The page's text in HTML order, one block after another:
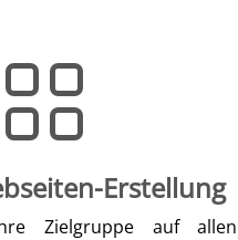
Erstellung
Zielgruppe auf allen